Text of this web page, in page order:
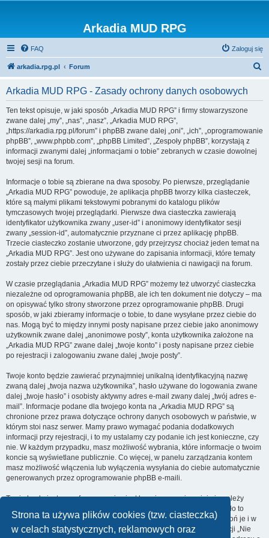
Strona ta używa plików cookies (tzw. ciasteczka)
w celach statystycznych, reklamowych oraz
Arkadia MUD RPG
FAQ Zaloguj się
arkadia.rpg.pl Forum
Arkadia MUD RPG - Zasady ochrony danych osobowych
Ten tekst opisuje, w jaki sposób „Arkadia MUD RPG” i firmy stowarzyszone
zwane dalej „my”, „nas”, „nasz”, „Arkadia MUD RPG”,
„https://arkadia.rpg.pl/forum” i phpBB zwane dalej „oni”, „ich”, „oprogramowanie
phpBB”, „www.phpbb.com”, „phpBB Limited”, „Zespoły phpBB”, korzystają z
informacji zwanymi dalej „informacjami o tobie” zebranych w czasie dowolnej
twojej sesji na forum.
Informacje o tobie są zbierane na dwa sposoby. Po pierwsze, przeglądanie
„Arkadia MUD RPG” powoduje, że aplikacja phpBB tworzy kilka ciasteczek,
które są małymi plikami tekstowymi pobranymi do katalogu plików
tymczasowych twojej przeglądarki. Pierwsze dwa ciasteczka zawierają
identyfikator użytkownika zwany „user-id” i anonimowy identyfikator sesji
zwany „session-id”, automatycznie przyznane ci przez aplikację phpBB.
Trzecie ciasteczko zostanie utworzone, gdy przejrzysz chociaż jeden temat na
„Arkadia MUD RPG”. Jest ono używane do zapisania informacji, które tematy
zostały przez ciebie przeczytane i służy do ułatwienia ci nawigacji na forum.
W czasie przeglądania „Arkadia MUD RPG” możemy też utworzyć ciasteczka
niezależne od oprogramowania phpBB, ale ich ten dokument nie dotyczy – ma
on opisywać tylko strony stworzone przez oprogramowanie phpBB. Drugi
sposób, w jaki zbieramy informacje o tobie, to dane wysyłane przez ciebie do
nas. Mogą być to między innymi posty napisane przez ciebie jako anonimowy
użytkownik zwane dalej „anonimowe posty”, konta użytkownika założone na
„Arkadia MUD RPG” zwane dalej „twoje konto” i posty napisane przez ciebie
po rejestracji i zalogowaniu zwane dalej „twoje posty”.
Twoje konto będzie zawierać przynajmniej unikalną identyfikacyjną nazwę
zwaną dalej „twoja nazwa użytkownika”, hasło używane do logowania zwane
dalej „twoje hasło” i osobisty aktywny adres e-mail zwany dalej „twój adres e-
mail”. Informacje podane dla twojego konta na „Arkadia MUD RPG” są
chronione przez prawa dotyczące ochrony danych osobowych w państwie, w
którym stoi nasz serwer. Mamy prawo wymagać podania dodatkowych
informacji przy rejestracji, i to my ustalamy czy podanie ich jest konieczne, czy
nie. W każdym przypadku, masz możliwość wybrania, które informacje o twoim
koncie są wyświetlane publicznie. Co więcej, w panelu zarządzania kontem
masz możliwość włączenia lub wyłączenia wysyłania do ciebie automatycznie
generowanych przez oprogramowanie phpBB e-maili.
Twoje hasło jest zaszyfrowane, więc jest bezpieczne, niemniej nie należy
używać tego samego hasła na różnych witrynach internetowych. Hasło to
umożliwia dostęp do twojego konta na „Arkadia MUD RPG”, więc chroń je i w
żadnym wypadku nie podawajnikomu . Jeśli je zapomnisz, użyj funkcji „Nie